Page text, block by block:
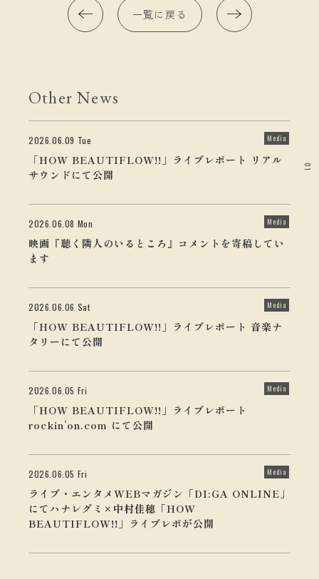
01
一覧に戻る
Other News
2026.06.09 Tue Media
「HOW BEAUTIFLOW!!」ライブレポート リアル
サウンドにて公開
2026.06.08 Mon Media
映画『聴く隣人のいるところ』コメントを寄稿してい
ます
2026.06.06 Sat Media
「HOW BEAUTIFLOW!!」ライブレポート 音楽ナ
タリーにて公開
2026.06.05 Fri Media
「HOW BEAUTIFLOW!!」ライブレポート
rockin’on.com にて公開
2026.06.05 Fri Media
ライブ・エンタメWEBマガジン「DI:GA ONLINE」
にてハナレグミ×中村佳穂「HOW
BEAUTIFLOW!!」ライブレポが公開